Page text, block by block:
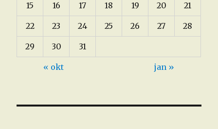
15 16 17 18 19 20 21
22 23 24 25 26 27 28
29 30 31
« okt jan »